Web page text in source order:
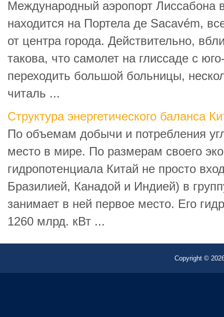
Международный аэропорт Лиссабона
находится на Портела де Sacavém,
от центра города. Действительно,
такова, что самолет на глиссаде с
переходить большой больницы,
читаль ...
Структура энергетического баланса
По объемам добычи и потребления
место в мире. По размерам своего
гидропотенциала Китай не просто
Бразилией, Канадой и Индией) в
занимает в ней первое место. Его
1260 млрд. кВт ...
Copyright ©